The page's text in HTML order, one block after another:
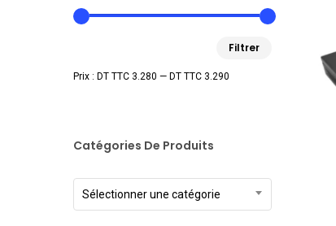
Filtrer
Prix : DT TTC 3.280 — DT TTC 3.290
Catégories De Produits
Sélectionner une catégorie